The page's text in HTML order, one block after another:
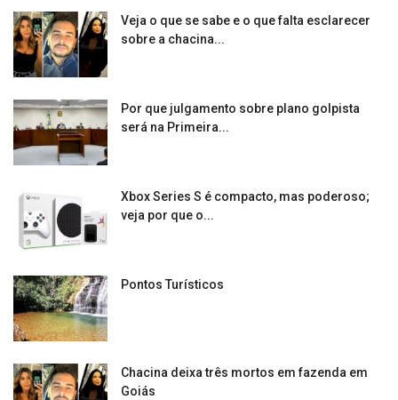
Veja o que se sabe e o que falta esclarecer
sobre a chacina...
Por que julgamento sobre plano golpista
será na Primeira...
Xbox Series S é compacto, mas poderoso;
veja por que o...
Pontos Turísticos
Chacina deixa três mortos em fazenda em
Goiás